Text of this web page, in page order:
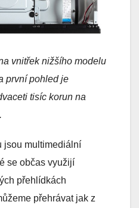
vnitřek nižšího modelu
první pohled je
tisíc korun na
jsou multimediální
se občas využijí
přehlídkách
přehrávat jak z